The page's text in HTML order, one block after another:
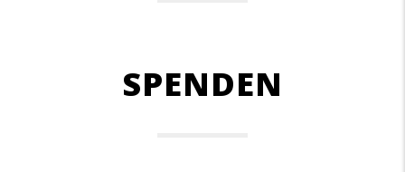
SPENDEN